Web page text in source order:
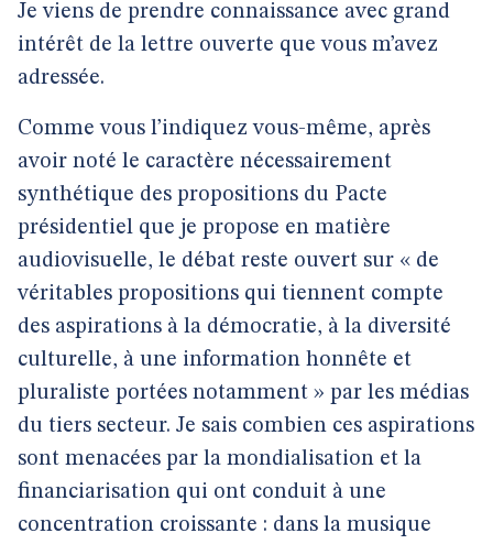
Je viens de prendre connaissance avec grand
intérêt de la lettre ouverte que vous m’avez
adressée.
Comme vous l’indiquez vous-même, après
avoir noté le caractère nécessairement
synthétique des propositions du Pacte
présidentiel que je propose en matière
audiovisuelle, le débat reste ouvert sur « de
véritables propositions qui tiennent compte
des aspirations à la démocratie, à la diversité
culturelle, à une information honnête et
pluraliste portées notamment » par les médias
du tiers secteur. Je sais combien ces aspirations
sont menacées par la mondialisation et la
financiarisation qui ont conduit à une
concentration croissante : dans la musique